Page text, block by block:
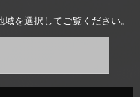
を選択してご覧ください。